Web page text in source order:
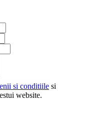
si conditiile si
website.